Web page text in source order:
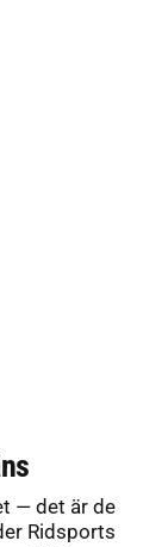
— det är de
Ridsports